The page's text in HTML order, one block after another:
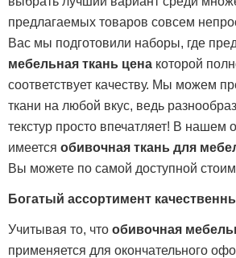
предлагаемых товаров совсем
Вас мы подготовили наборы, где
мебельная ткань цена которой
соответствует качеству. Мы можем
ткани на любой вкус, ведь
текстур просто впечатляет! В нашем
имеется обивочная ткань для
Вы можете по самой доступной
Богатый ассортимент
Учитывая то, что обивочная
применяется для окончательного